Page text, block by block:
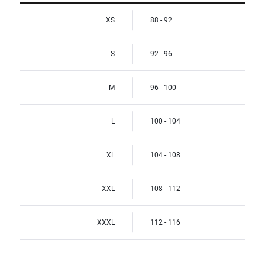
XS 88 - 92
S 92 - 96
M 96 - 100
L 100 - 104
XL 104 - 108
XXL 108 - 112
XXXL 112 - 116